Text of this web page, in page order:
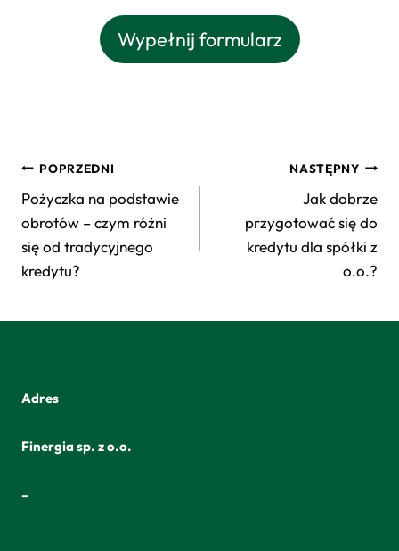
Wypełnij formularz
Nawigacja
wpisu
POPRZEDNI
Pożyczka na podstawie
obrotów – czym różni
się od tradycyjnego
kredytu?
NASTĘPNY
Jak dobrze
przygotować się do
kredytu dla spółki z
o.o.?
Adres
Finergia sp. z o.o.
–